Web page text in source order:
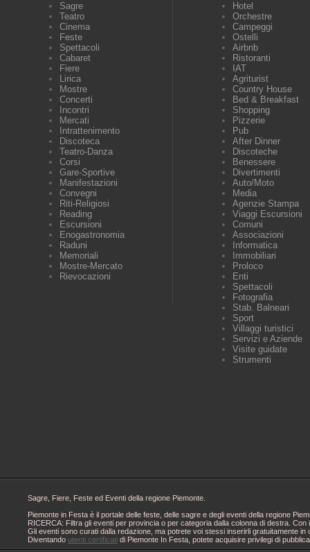
Sagre
Teatro
Cinema
Feste
Spettacoli
Cabaret
Fiere
Lirica
Mostre
Concerti
Incontri
Mercati
Intrattenimento
Discoteca
Teatro-Danza
Corsi
Gare-Sportive
Manifestazioni
Convegni
Riti-Religiosi
Reading
Escursioni
Enogastronomia
Raduni
Memoriali
Mostre-Mercato
Rievocazioni
Hotel
Orchestre
Campeggi
Ostelli
Airbnb
Ristoranti
IAT
Agriturist
Country House
Bed & Breakfast
Shopping
Pizzerie
Pub
After Dinner
Discoteche
Benessere
Divertimenti
Auto/Moto
Media
Agenzie Stampa
Viaggi Escursioni
Comuni
Associazioni
Informatica
Immobiliari
Proloco
Enti
Spettacoli
Fotografia
Stab. Balneari
Sport
Villaggi turistici
Servizi e Aziende
Visite guidate
Strumenti
Sagre, Fiere, Feste ed Eventi della regione Piemonte.
Piemonte in Festa è il portale delle feste, delle sagre e degli eventi della regione
RICERCA: Filtra gli eventi per provincia o per categoria dalla colonna di destra.
Gli eventi sono curati dalla redazione, ma potrete voi stessi inserirli gratuitamente
Diventando utenti certificati di Piemonte In Festa, potete acquisire privilegi di